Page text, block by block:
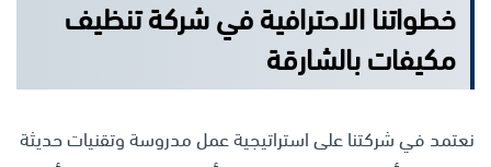
خطواتنا الاحترافية في شركة تنظيف
مكيفات بالشارقة
نعتمد في شركتنا على استراتيجية عمل مدروسة وتقنيات حديثة